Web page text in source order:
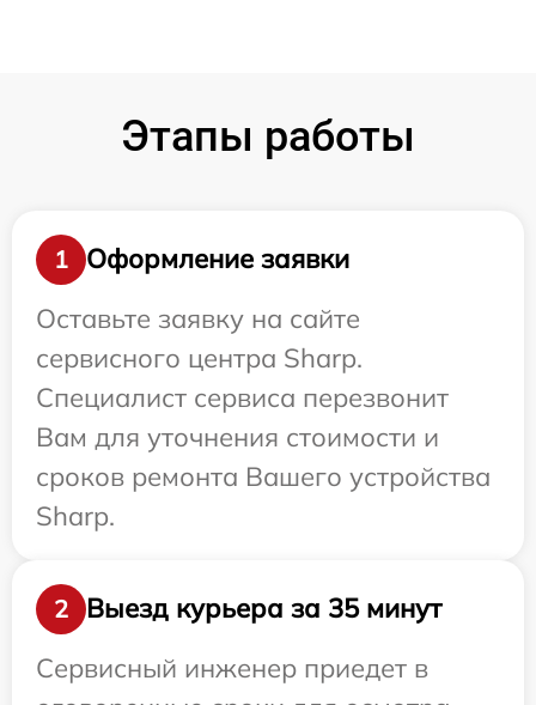
Этапы работы
1
Оформление заявки
Оставьте заявку на сайте
сервисного центра Sharp.
Специалист сервиса перезвонит
Вам для уточнения стоимости и
сроков ремонта Вашего устройства
Sharp.
2
Выезд курьера за 35 минут
Сервисный инженер приедет в